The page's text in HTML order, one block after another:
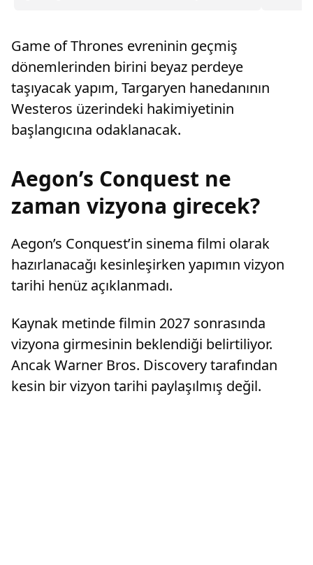
Game of Thrones evreninin geçmiş
dönemlerinden birini beyaz perdeye
taşıyacak yapım, Targaryen hanedanının
Westeros üzerindeki hakimiyetinin
başlangıcına odaklanacak.
Aegon’s Conquest ne
zaman vizyona girecek?
Aegon’s Conquest’in sinema filmi olarak
hazırlanacağı kesinleşirken yapımın vizyon
tarihi henüz açıklanmadı.
Kaynak metinde filmin 2027 sonrasında
vizyona girmesinin beklendiği belirtiliyor.
Ancak Warner Bros. Discovery tarafından
kesin bir vizyon tarihi paylaşılmış değil.